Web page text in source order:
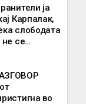
ја
Карпалак,
слободата
не се
во